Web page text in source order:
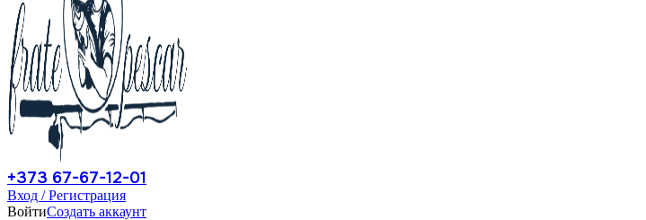
+373 67-67-12-01
Вход / Регистрация
ВойтиСоздать аккаунт